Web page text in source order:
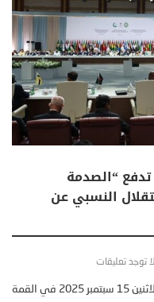
“الصدمة
النسبي عن
لا توجد تعليقات
منذر بالضيافي عبر القادة المشاركون اليوم الاثنين 15 سبتمبر 2025 في القمة